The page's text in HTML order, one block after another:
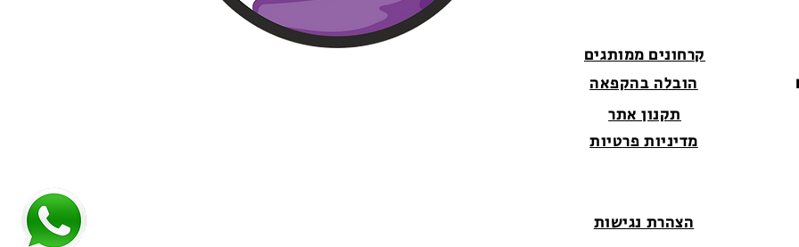
קרחונים ממותגים
הובלה בהקפאה
תקנון אתר
מדיניות פרטיות
הצהרת נגישות